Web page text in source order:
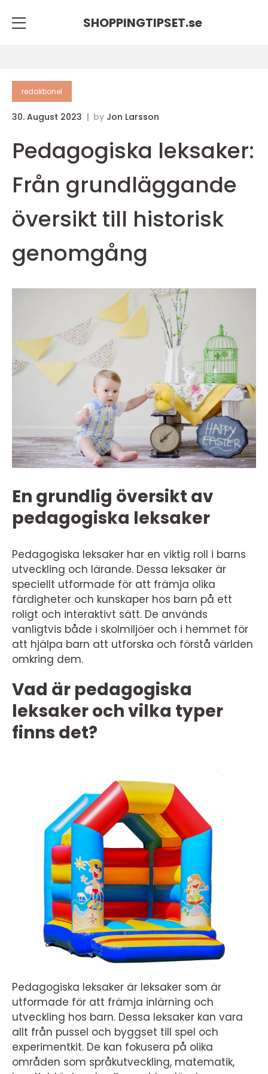
SHOPPINGTIPSET.se
redaktionel
30. August 2023 by Jon Larsson
Pedagogiska leksaker:
Från grundläggande
översikt till historisk
genomgång
En grundlig översikt av
pedagogiska leksaker
Pedagogiska leksaker har en viktig roll i barns
utveckling och lärande. Dessa leksaker är
speciellt utformade för att främja olika
färdigheter och kunskaper hos barn på ett
roligt och interaktivt sätt. De används
vanligtvis både i skolmiljöer och i hemmet för
att hjälpa barn att utforska och förstå världen
omkring dem.
Vad är pedagogiska
leksaker och vilka typer
finns det?
Pedagogiska leksaker är leksaker som är
utformade för att främja inlärning och
utveckling hos barn. Dessa leksaker kan vara
allt från pussel och byggset till spel och
experimentkit. De kan fokusera på olika
områden som språkutveckling, matematik,